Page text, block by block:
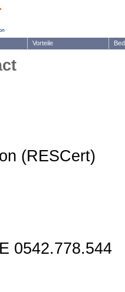
Vorteile
(RESCert)
0542.778.544